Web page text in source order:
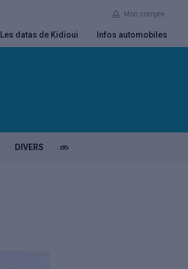
Mon compte
Les datas de Kidioui Infos automobiles
DIVERS